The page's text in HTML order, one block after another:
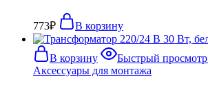
773₽ В корзину
В корзину Быстрый просмотр
Аксессуары для монтажа